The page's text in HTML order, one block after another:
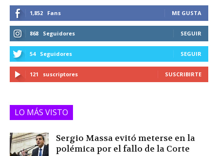
1,852 Fans ME GUSTA
868 Seguidores SEGUIR
54 Seguidores SEGUIR
121 suscriptores SUSCRIBIRTE
LO MÁS VISTO
Sergio Massa evitó meterse en la
polémica por el fallo de la Corte